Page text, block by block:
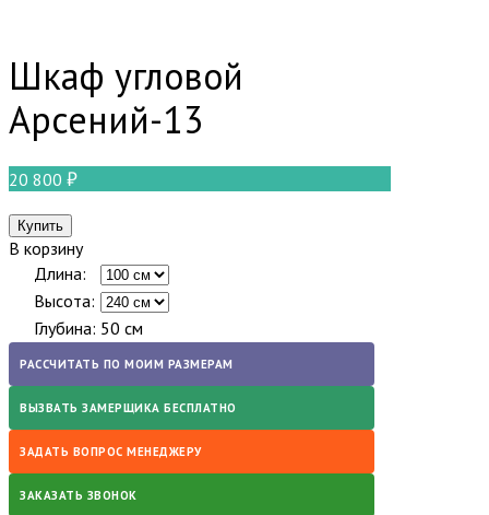
Шкаф угловой
Арсений-13
20 800
В корзину
Длина:
Высота:
Глубина: 50 см
РАССЧИТАТЬ ПО МОИМ РАЗМЕРАМ
ВЫЗВАТЬ ЗАМЕРЩИКА БЕСПЛАТНО
ЗАДАТЬ ВОПРОС МЕНЕДЖЕРУ
ЗАКАЗАТЬ ЗВОНОК